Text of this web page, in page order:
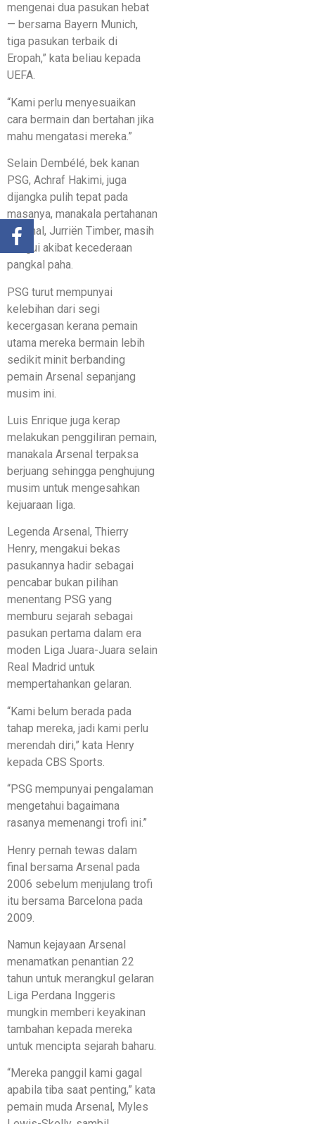
mengenai dua pasukan hebat
— bersama Bayern Munich,
tiga pasukan terbaik di
Eropah,” kata beliau kepada
UEFA.
“Kami perlu menyesuaikan
cara bermain dan bertahan jika
mahu mengatasi mereka.”
Selain Dembélé, bek kanan
PSG, Achraf Hakimi, juga
dijangka pulih tepat pada
masanya, manakala pertahanan
Arsenal, Jurriën Timber, masih
diragui akibat kecederaan
pangkal paha.
PSG turut mempunyai
kelebihan dari segi
kecergasan kerana pemain
utama mereka bermain lebih
sedikit minit berbanding
pemain Arsenal sepanjang
musim ini.
Luis Enrique juga kerap
melakukan penggiliran pemain,
manakala Arsenal terpaksa
berjuang sehingga penghujung
musim untuk mengesahkan
kejuaraan liga.
Legenda Arsenal, Thierry
Henry, mengakui bekas
pasukannya hadir sebagai
pencabar bukan pilihan
menentang PSG yang
memburu sejarah sebagai
pasukan pertama dalam era
moden Liga Juara-Juara selain
Real Madrid untuk
mempertahankan gelaran.
“Kami belum berada pada
tahap mereka, jadi kami perlu
merendah diri,” kata Henry
kepada CBS Sports.
“PSG mempunyai pengalaman
mengetahui bagaimana
rasanya memenangi trofi ini.”
Henry pernah tewas dalam
final bersama Arsenal pada
2006 sebelum menjulang trofi
itu bersama Barcelona pada
2009.
Namun kejayaan Arsenal
menamatkan penantian 22
tahun untuk merangkul gelaran
Liga Perdana Inggeris
mungkin memberi keyakinan
tambahan kepada mereka
untuk mencipta sejarah baharu.
“Mereka panggil kami gagal
apabila tiba saat penting,” kata
pemain muda Arsenal, Myles